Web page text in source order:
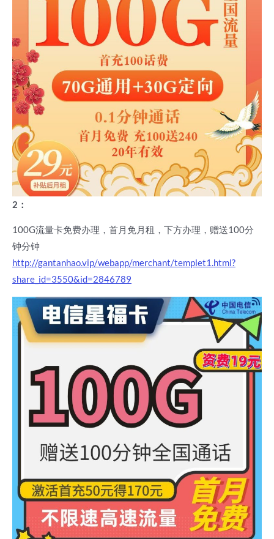
2：
100G流量卡免费办理，首月免月租，下方办理，赠送100分
钟分钟
http://gantanhao.vip/webapp/merchant/templet1.html?
share_id=3550&id=2846789